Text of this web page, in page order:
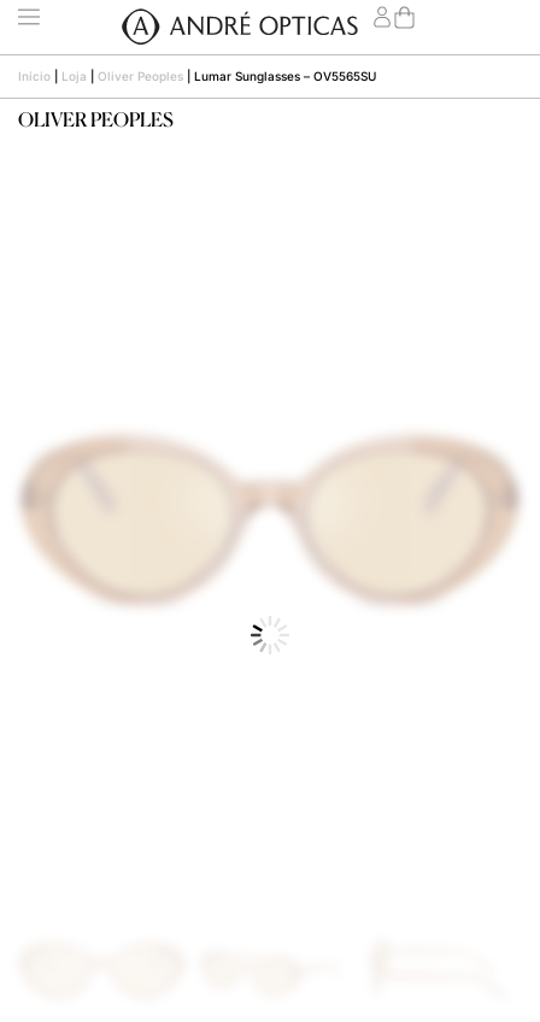
Início Loja Oliver Peoples Lumar Sunglasses – OV5565SU
OLIVER PEOPLES